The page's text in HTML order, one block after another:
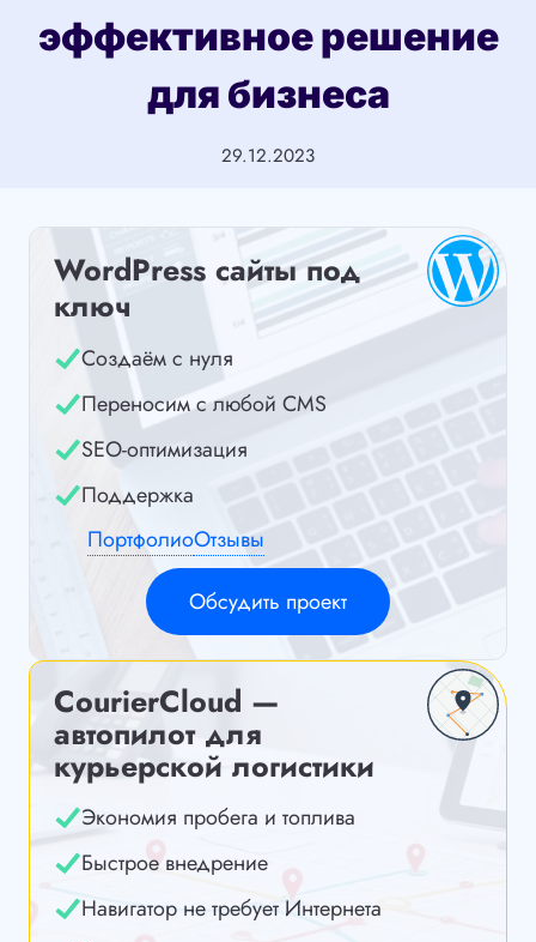
эффективное решение
для бизнеса
29.12.2023
WordPress сайты под
ключ
Создаём с нуля
Переносим с любой CMS
SEO-оптимизация
Поддержка
ПортфолиоОтзывы
Обсудить проект
CourierCloud —
автопилот для
курьерской логистики
Экономия пробега и топлива
Быстрое внедрение
Навигатор не требует Интернета